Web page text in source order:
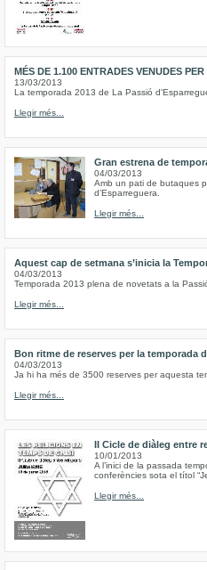
MÉS DE 1.100 ENTRADES VENUDES
13/03/2013
La temporada 2013 de La Passió
Llegir més...
Gran estrena de
04/03/2013
Amb un pati de butaques
d’Esparreguera.
Llegir més...
Aquest cap de setmana s’inicia la
04/03/2013
Temporada 2013 plena de novetats a la
Llegir més...
Bon ritme de reserves per la temporada
04/03/2013
Ja hi ha més de 3500 reserves per aquesta
Llegir més...
II Cicle de diàleg entre
10/01/2013
A l’inici de la passada
conferències sota el títol
Llegir més...